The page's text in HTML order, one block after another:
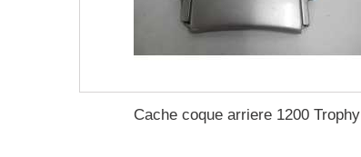
Cache coque arriere 1200 Trophy